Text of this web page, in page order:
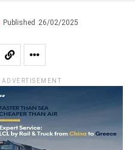
Published 26/02/2025
ADVERTISEMENT